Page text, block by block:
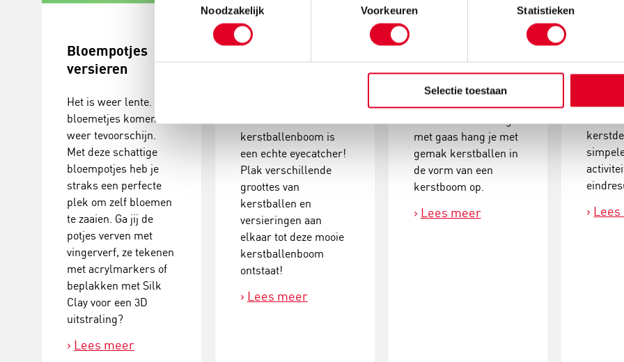
Noodzakelijk
Voorkeuren Statistieken
Selectie toestaan
Bloempotjes
versieren
Het is weer lente. De
bloemetjes komen
weer tevoorschijn.
Met deze schattige
bloempotjes heb je
straks een perfecte
plek om zelf bloemen
te zaaien. Ga jij de
potjes verven met
vingerverf, ze tekenen
met acrylmarkers of
beplakken met Silk
Clay voor een 3D
uitstraling?
Lees meer
Knutselidee:
Deze
kerstballenboom is
een echte eyecatcher!
Plak verschillende
groottes van
kerstballen en
versieringen aan
elkaar tot deze mooie
kerstballenboom
ontstaat!
Lees meer
kersthanger met
ballen
Met de metalen ring
met gaas hang je met
gemak kerstballen in
de vorm van een
kerstboom op.
Lees meer